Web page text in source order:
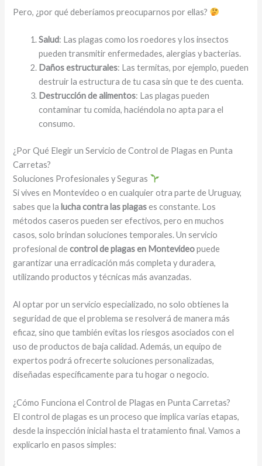
Pero, ¿por qué deberíamos preocuparnos por ellas?
Salud: Las plagas como los roedores y los insectos
pueden transmitir enfermedades, alergias y bacterias.
Daños estructurales: Las termitas, por ejemplo, pueden
destruir la estructura de tu casa sin que te des cuenta.
Destrucción de alimentos: Las plagas pueden
contaminar tu comida, haciéndola no apta para el
consumo.
¿Por Qué Elegir un Servicio de Control de Plagas en Punta
Carretas?
Soluciones Profesionales y Seguras
Si vives en Montevideo o en cualquier otra parte de Uruguay,
sabes que la lucha contra las plagases constante. Los
métodos caseros pueden ser efectivos, pero en muchos
casos, solo brindan soluciones temporales. Un servicio
profesional decontrol de plagas en Montevideopuede
garantizar una erradicación más completa y duradera,
utilizando productos y técnicas más avanzadas.
Al optar por un servicio especializado, no solo obtienes la
seguridad de que el problema se resolverá de manera más
eficaz, sino que también evitas los riesgos asociados con el
uso de productos de baja calidad. Además, un equipo de
expertos podrá ofrecerte soluciones personalizadas,
diseñadas específicamente para tu hogar o negocio.
¿Cómo Funciona el Control de Plagas en Punta Carretas?
El control de plagas es un proceso que implica varias etapas,
desde la inspección inicial hasta el tratamiento final. Vamos a
explicarlo en pasos simples: